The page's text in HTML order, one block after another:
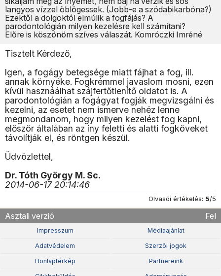
langyos vízzel öblögessek. (Jobb-e a szódabikarbóna?)
Ezektől a dolgoktól elmúlik a fogfájás? A
parodontológián milyen kezelésre kell számítani?
Előre is köszönöm szíves válaszát. Komróczki Imréné
Tisztelt Kérdező,
Igen, a fogágy betegsége miatt fájhat a fog, ill.
annak környéke. Fogkrémmel javaslom mosni, ezen
kívül hasznáálhat szájfertőtlenítő oldatot is. A
parodontológián a fogágyat fogják megvizsgálni és
kezelni, az esetet nem ismerve nehéz lenne
megmondanom, hogy milyen kezelést fog kapni,
először általában az íny feletti és alatti fogköveket
távolítják el, és röntgen készül.
Üdvözlettel,
Dr. Tóth György M. Sc.
2014-06-17 20:14:46
Olvasói értékelés: 5/5
Asztali verzió Fel
Impresszum Médiaajánlat
Adatvédelem Szerzõi jogok
Honlaptérkép Partnereink